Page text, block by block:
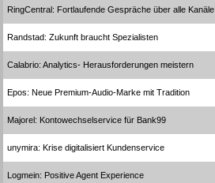
RingCentral: Fortlaufende Gespräche über alle Kanäle
Randstad: Zukunft braucht Spezialisten
Calabrio: Analytics- Herausforderungen meistern
Epos: Neue Premium-Audio-Marke mit Tradition
Majorel: Kontowechselservice für Bank99
unymira: Krise digitalisiert Kundenservice
Logmein: Positive Agent Experience